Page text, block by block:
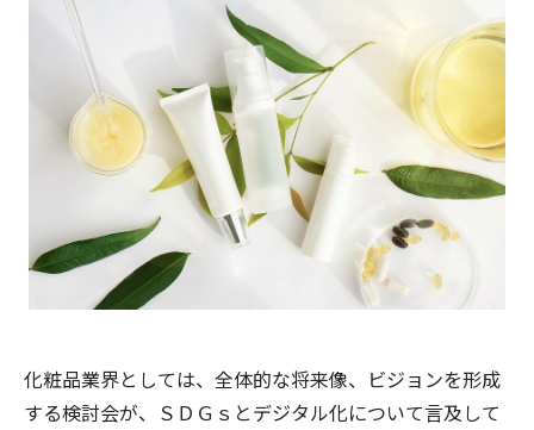
化粧品業界としては、全体的な将来像、ビジョンを形成
する検討会が、ＳＤＧｓとデジタル化について言及して